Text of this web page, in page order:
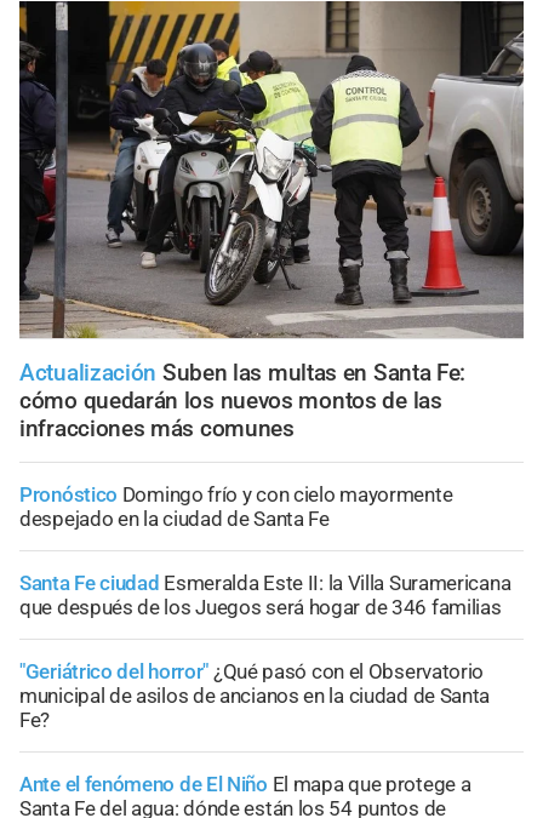
Actualización Suben las multas en Santa Fe:
cómo quedarán los nuevos montos de las
infracciones más comunes
Pronóstico Domingo frío y con cielo mayormente
despejado en la ciudad de Santa Fe
Santa Fe ciudad Esmeralda Este II: la Villa Suramericana
que después de los Juegos será hogar de 346 familias
"Geriátrico del horror" ¿Qué pasó con el Observatorio
municipal de asilos de ancianos en la ciudad de Santa
Fe?
Ante el fenómeno de El Niño El mapa que protege a
Santa Fe del agua: dónde están los 54 puntos de